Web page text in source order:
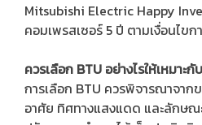
Mitsubishi Electric Happy
คอมเพรสเซอร์ 5 ปี ตามเงื่อนไข
ควรเลือก BTU อย่างไรให้เหมาะกั
การเลือก BTU ควรพิจารณาจา
อาศัย ทิศทางแสงแดด และลักษณะ